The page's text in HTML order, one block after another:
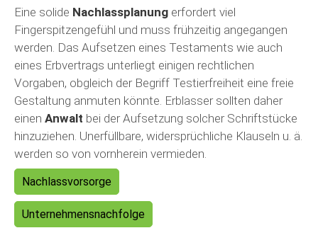
Eine solide Nachlassplanung erfordert viel
Fingerspitzengefühl und muss frühzeitig angegangen
werden. Das Aufsetzen eines Testaments wie auch
eines Erbvertrags unterliegt einigen rechtlichen
Vorgaben, obgleich der Begriff Testierfreiheit eine freie
Gestaltung anmuten könnte. Erblasser sollten daher
einen Anwalt bei der Aufsetzung solcher Schriftstücke
hinzuziehen. Unerfüllbare, widersprüchliche Klauseln u. ä.
werden so von vornherein vermieden.
Nachlassvorsorge
Unternehmensnachfolge